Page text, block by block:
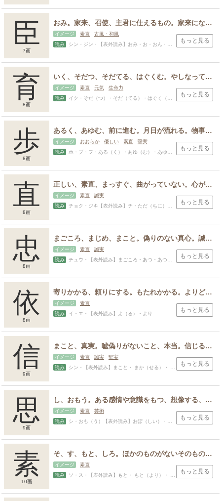
臣
7画
おみ。家来、召使、主君に仕えるもの。家来になる、家来とする。民、一般の人民。
イメージ 素直
古風・和風
読み
シン・ジン・【表外読み】おみ・お・おん・おか・きみ・きむ・きん・しげ・たか・とみ・み・みつ・みる
もっと見る
育
8画
いく、そだつ、そだてる、はぐくむ。やしなってみちびく。成長する。
イメージ 素直 元気
生命力
読み
イク・そだ（つ）・そだ（てる）・はぐく（む）・すけ・なり・なる・やす
もっと見る
スポンサードリンク
歩
8画
あるく、あゆむ、前に進む。月日が流れる。物事が進行する、進み具合、進捗、程度、段階。歩き方、進み方。
イメージ おおらか 優しい 素直
堅実
読み
ホ・ブ・フ・ある（く）・あゆ（む）・あゆみ・あゆむ・すすむ
もっと見る
直
8画
正しい、素直、まっすぐ、曲がっていない。心がまっすぐ。なおす、なおる。じかに、すぐに、ただちに。あたい、値打ち、ね。あたいする、価値がある、値打ちがある。
イメージ 素直
誠実
読み
チョク・ジキ【表外読み】チ・ただ（ちに）・なお（す）・なお（る）【表外読み】じか・ すぐ・ あたい・ ひた・すなお・ただし・ただす・ちか・なお・なおき・なおし・なが・ね・のぶる・ま・まさ
もっと見る
忠
8画
まごころ、まじめ、まこと。偽りのない真心。誠意を尽くすこと。国家や君主に心を込めて仕え尽くすこと。まじめな様子、面倒がらずよく働く様子。
イメージ 素直
誠実
読み
チュウ・【表外読み】まごころ・あつ・あつし・きよし・すなお・ただ・ただし・ただす・つら・なり・のり
もっと見る
依
8画
寄りかかる、頼りにする。もたれかかる。よりどころにする、根拠にする。従う。そのまま、元のまま、以前のまま、昔ながら。はっきりしない、ぼんやりしている。弱いものを大切にする。助ける。
イメージ
素直
読み
イ・エ・【表外読み】よ（る）・より
もっと見る
信
9画
まこと、真実。嘘偽りがないこと、本当。信じる、真であると思うこと。明らかにする、つまびらかにする。便り、手紙、合図。神仏を信じる、帰依する。しるし、あかし。
イメージ 素直 誠実
堅実
読み
シン・【表外読み】まこと・ まか（せる）・ たよ（り）・あき・あきら・こと・さだ・さね・し・しの・しげ・ただ・ちか・とき・とし・のぶ・のぶる・まさ・みち
もっと見る
思
9画
し、おもう。ある感情や意識をもつ、想像する、願う、恋慕う相手を頭に浮かべる、心配して頭に浮かべる、回想する、推量する、感情や評価を持つ
イメージ 素直
芸術
読み
シ・おも（う）【表外読み】おぼ（しい）・こと
もっと見る
素
10画
そ、す、もと、しろ。ほかのものがないそのものだけの状態、名詞についてについてありのまま、みすぼらしい、形容詞について度が過ぎているさま。
イメージ
素直
読み
ソ・ス・【表外読み】もと・ もと（より）・ しろ（い）・しろ・しろし・すなお・はじめ・もと
もっと見る